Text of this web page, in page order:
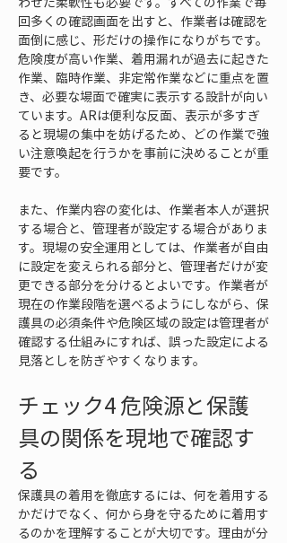
回多くの確認画面を出すと、作業者は確認を
面倒に感じ、形だけの操作になりがちです。
危険度が高い作業、着用漏れが過去に起きた
作業、臨時作業、非定常作業などに重点を置
き、必要な場面で確実に表示する設計が向い
ています。ARは便利な反面、表示が多すぎ
ると現場の集中を妨げるため、どの作業で強
い注意喚起を行うかを事前に決めることが重
要です。
また、作業内容の変化は、作業者本人が選択
する場合と、管理者が設定する場合がありま
す。現場の安全運用としては、作業者が自由
に設定を変えられる部分と、管理者だけが変
更できる部分を分けるとよいです。作業者が
現在の作業段階を選べるようにしながら、保
護具の必須条件や危険区域の設定は管理者が
確認する仕組みにすれば、誤った設定による
見落としを防ぎやすくなります。
チェック4 危険源と保護
具の関係を現地で確認す
る
保護具の着用を徹底するには、何を着用する
かだけでなく、何から身を守るために着用す
るのかを理解することが大切です。理由が分